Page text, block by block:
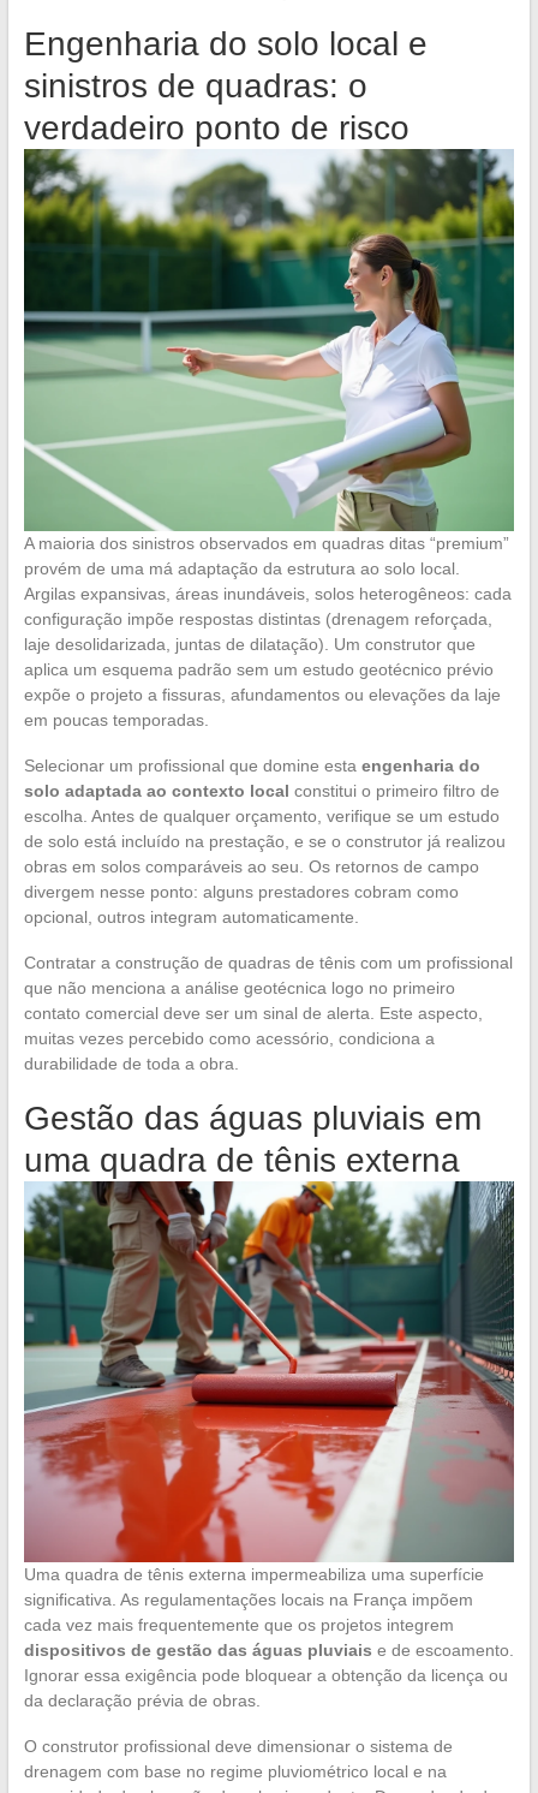
Engenharia do solo local e
sinistros de quadras: o
verdadeiro ponto de risco
A maioria dos sinistros observados em quadras ditas “premium”
provém de uma má adaptação da estrutura ao solo local.
Argilas expansivas, áreas inundáveis, solos heterogêneos: cada
configuração impõe respostas distintas (drenagem reforçada,
laje desolidarizada, juntas de dilatação). Um construtor que
aplica um esquema padrão sem um estudo geotécnico prévio
expõe o projeto a fissuras, afundamentos ou elevações da laje
em poucas temporadas.
Selecionar um profissional que domine esta engenharia do
solo adaptada ao contexto local constitui o primeiro filtro de
escolha. Antes de qualquer orçamento, verifique se um estudo
de solo está incluído na prestação, e se o construtor já realizou
obras em solos comparáveis ao seu. Os retornos de campo
divergem nesse ponto: alguns prestadores cobram como
opcional, outros integram automaticamente.
Contratar a construção de quadras de tênis com um profissional
que não menciona a análise geotécnica logo no primeiro
contato comercial deve ser um sinal de alerta. Este aspecto,
muitas vezes percebido como acessório, condiciona a
durabilidade de toda a obra.
Gestão das águas pluviais em
uma quadra de tênis externa
Uma quadra de tênis externa impermeabiliza uma superfície
significativa. As regulamentações locais na França impõem
cada vez mais frequentemente que os projetos integrem
dispositivos de gestão das águas pluviais e de escoamento.
Ignorar essa exigência pode bloquear a obtenção da licença ou
da declaração prévia de obras.
O construtor profissional deve dimensionar o sistema de
drenagem com base no regime pluviométrico local e na